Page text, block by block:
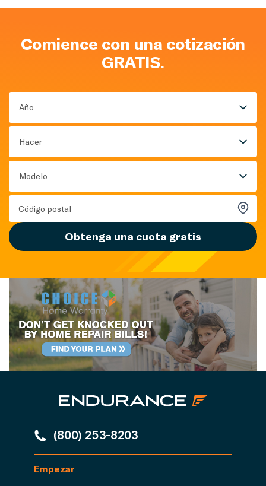
Comience con una cotización
GRATIS.
Año
Hacer
Modelo
Obtenga una cuota gratis
(800) 253-8203
Empezar